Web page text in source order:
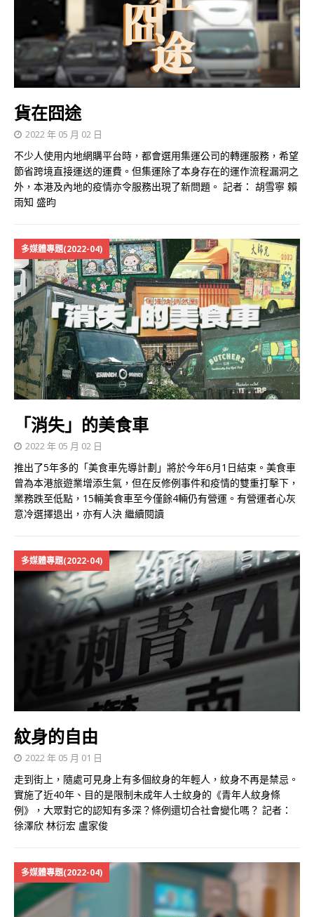
貨在囧途
2022 年 05 月 02 日
不少人使用内地網購平台時，都會選用集運公司的轉運服務，希望
節省跨境直接運送的運費。但集運除了本身存在的運作流程漏洞之
外，本港及內地的疫情亦令服務出現了新問題。 記者： 胡雪寧 賴
雨知 盛昀
多媒體專題(2022-04)
「消失」的美食車
2022 年 05 月 02 日
推出了5年多的「美食車先導計劃」將於今年6月1日結束。美食車
曾為本港旅遊業增添生氣，但在反修例事件和疫情的雙重打擊下，
業務跌至低點，15輛美食車至今僅餘4輛仍有營運。有營運者心灰
意冷選擇退出，亦有人決 繼續閱讀
多媒體專題(2022-04)
紋身的自由
2022 年 05 月 01 日
走到街上，隨處可見身上有多個紋身的年輕人，紋身不再是禁忌。
實施了近40年、目的是限制未成年人士紋身的《青年人紋身條
例》，大眾對它的認知有多深？條例還切合社會變化嗎？ 記者：
徐澤欣 林衍宏 盧家俊
多媒體專題(2022-04)